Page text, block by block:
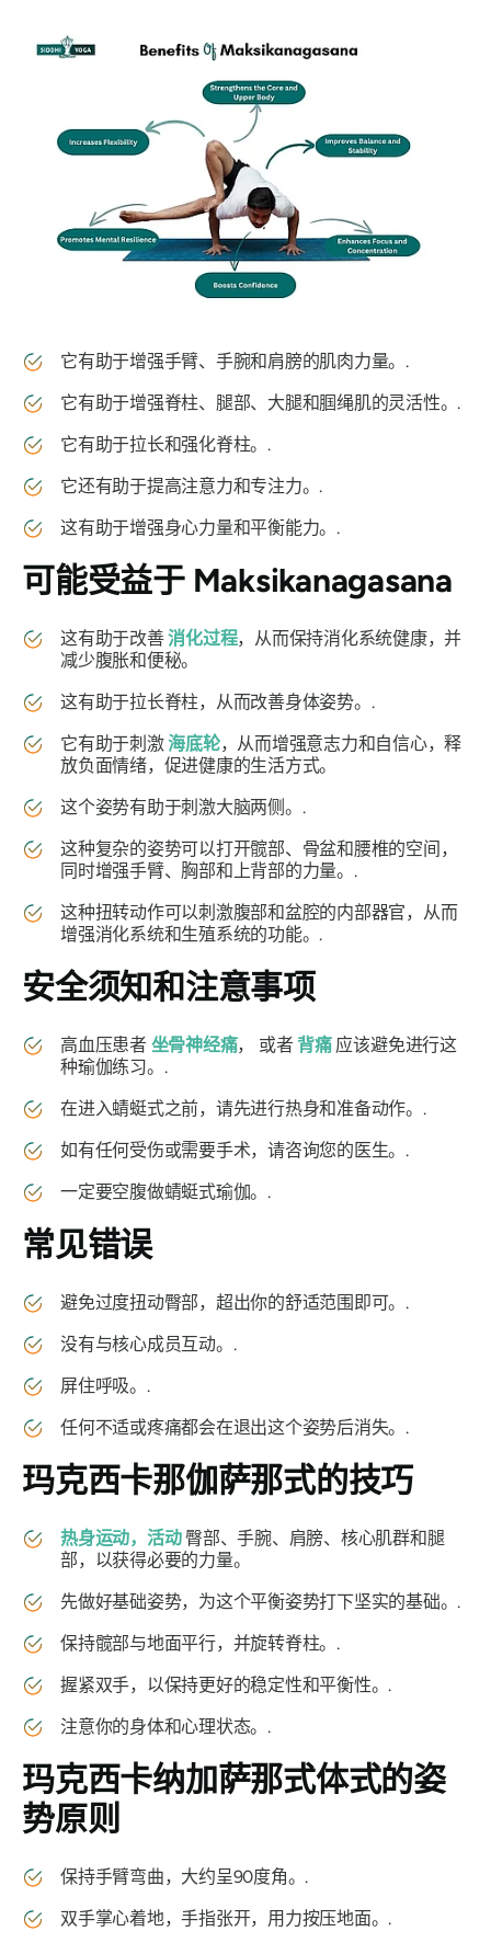
它有助于增强手臂、手腕和肩膀的肌肉力量。.
它有助于增强脊柱、腿部、大腿和腘绳肌的灵活性。.
它有助于拉长和强化脊柱。.
它还有助于提高注意力和专注力。.
这有助于增强身心力量和平衡能力。.
可能受益于 Maksikanagasana
这有助于改善消化过程，从而保持消化系统健康，并
减少腹胀和便秘。
这有助于拉长脊柱，从而改善身体姿势。.
它有助于刺激海底轮，从而增强意志力和自信心，释
放负面情绪，促进健康的生活方式。
这个姿势有助于刺激大脑两侧。.
这种复杂的姿势可以打开髋部、骨盆和腰椎的空间，
同时增强手臂、胸部和上背部的力量。.
这种扭转动作可以刺激腹部和盆腔的内部器官，从而
增强消化系统和生殖系统的功能。.
安全须知和注意事项
高血压患者 坐骨神经痛， 或者 背痛应该避免进行这
种瑜伽练习。.
在进入蜻蜓式之前，请先进行热身和准备动作。.
如有任何受伤或需要手术，请咨询您的医生。.
一定要空腹做蜻蜓式瑜伽。.
常见错误
避免过度扭动臀部，超出你的舒适范围即可。.
没有与核心成员互动。.
屏住呼吸。.
任何不适或疼痛都会在退出这个姿势后消失。.
玛克西卡那伽萨那式的技巧
热身运动，活动臀部、手腕、肩膀、核心肌群和腿
部，以获得必要的力量。
先做好基础姿势，为这个平衡姿势打下坚实的基础。.
保持髋部与地面平行，并旋转脊柱。.
握紧双手，以保持更好的稳定性和平衡性。.
注意你的身体和心理状态。.
玛克西卡纳加萨那式体式的姿
势原则
保持手臂弯曲，大约呈90度角。.
双手掌心着地，手指张开，用力按压地面。.